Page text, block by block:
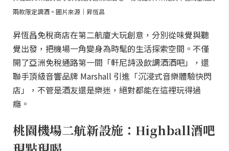
兩款限定調酒。圖片來源｜昇恆昌
昇恆昌免稅商店在第二航廈大玩創意，分別從味覺與聽
覺出發，把機場一角變身為時髦的生活探索空間。不僅
開了亞洲免稅通路第一間「軒尼詩汲飲調酒酒吧」，還
聯手頂級音響品牌 Marshall 引進「沉浸式音樂體驗快閃
店」，不管是酒友還是樂迷，絕對都能在這裡玩得過
癮。
桃園機場二航新設施：Highball酒吧